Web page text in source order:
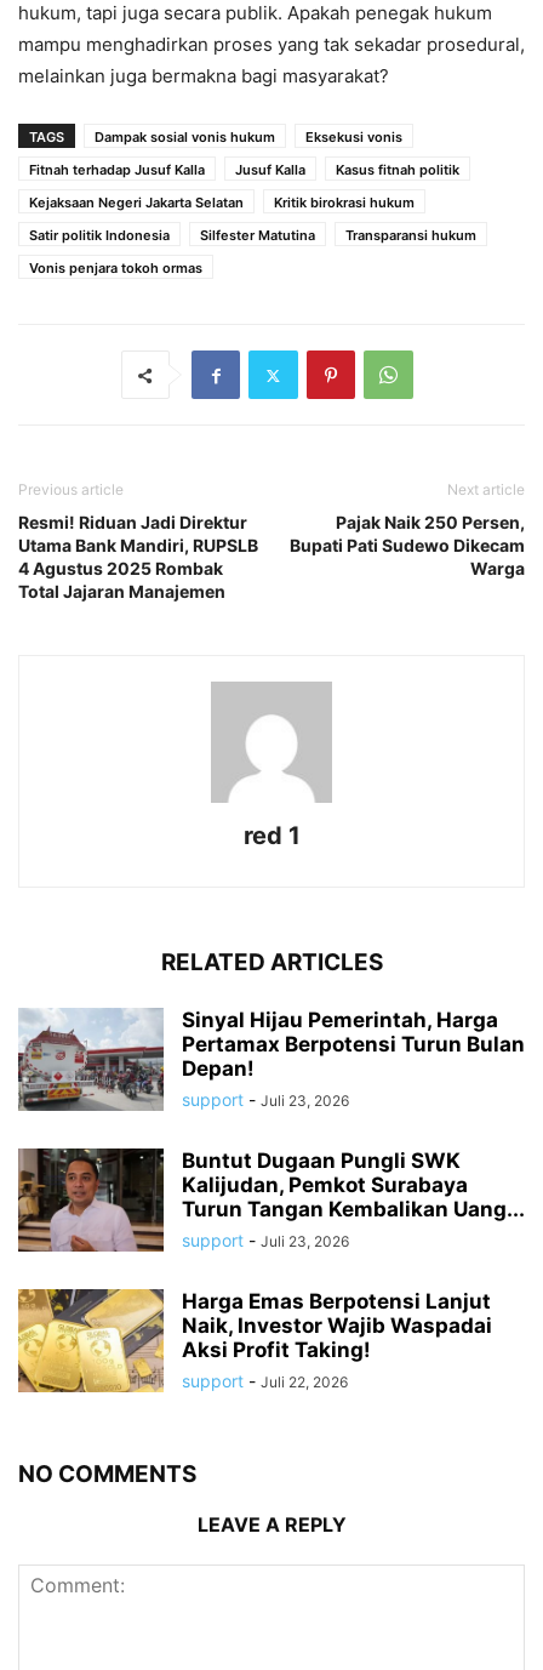
hukum, tapi juga secara publik. Apakah penegak hukum
mampu menghadirkan proses yang tak sekadar prosedural,
melainkan juga bermakna bagi masyarakat?
TAGS Dampak sosial vonis hukum
Eksekusi vonis
Fitnah terhadap Jusuf Kalla
Jusuf Kalla
Kasus fitnah politik
Kejaksaan Negeri Jakarta Selatan
Kritik birokrasi hukum
Satir politik Indonesia
Silfester Matutina
Transparansi hukum
Vonis penjara tokoh ormas
Previous article
Resmi! Riduan Jadi Direktur
Utama Bank Mandiri, RUPSLB
4 Agustus 2025 Rombak
Total Jajaran Manajemen
Next article
Pajak Naik 250 Persen,
Bupati Pati Sudewo Dikecam
Warga
red 1
RELATED ARTICLES
Sinyal Hijau Pemerintah, Harga
Pertamax Berpotensi Turun Bulan
Depan!
support - Juli 23, 2026
Buntut Dugaan Pungli SWK
Kalijudan, Pemkot Surabaya
Turun Tangan Kembalikan Uang...
support - Juli 23, 2026
Harga Emas Berpotensi Lanjut
Naik, Investor Wajib Waspadai
Aksi Profit Taking!
support - Juli 22, 2026
NO COMMENTS
LEAVE A REPLY